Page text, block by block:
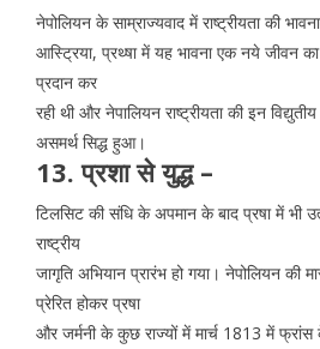
नेपोलियन के साम्राज्यवाद में राष्ट्रीयता की
आस्ट्रिया, प्रथ्षा में यह भावना एक नये जीवन का
प्रदान कर
रही थी और नेपालियन राष्ट्रीयता की इन
असमर्थ सिद्ध हुआ।
13. प्रशा से युद्ध –
टिलसिट की संधि के अपमान के बाद प्रषा में भी
राष्ट्रीय
जागृति अभियान प्रारंभ हो गया। नेपोलियन की
प्रेरित होकर प्रषा
और जर्मनी के कुछ राज्यों में मार्च 1813 में फ्रांस